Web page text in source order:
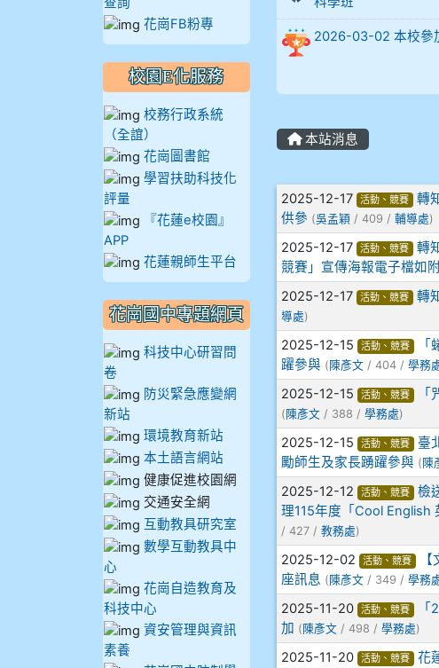
906江彥臻
908彭主豪
909林玉楓
909林朝智
910謝尚橙
910呂芃澔
910溫婕伶
911王祉傑
911張 婷
912彭子宸
914王苡澄
2026-03-02 本校參
本站消息
文章列表
2025-12-17 活動、競賽
轉
供參 (吳孟穎/ 409 / 輔導處)
2025-12-17 活動、競賽
轉
競賽」宣傳海報電子檔如
2025-12-17 活動、競賽 轉
導處)
2025-12-15 活動、競賽
躍參與 (陳彥文/ 404 / 學務
2025-12-15 活動、競賽
( 陳彥文/ 388 / 學務處)
2025-12-15 活動、競賽
臺
勵師生及家長踴躍參與 (陳
2025-12-12 活動、競賽
檢
理115年度「Cool English
/ 427 / 教務處)
2025-12-02 活動、競賽
座訊息 (陳彥文/ 349 / 學務
2025-11-20 活動、競賽
加 ( 陳彥文/ 498 / 學務處)
2025-11-20 活動、競賽 花
花崗FB粉專
校園E化服務
校務行政系統
（全誼）
花崗圖書館
學習扶助科技化
評量
『花蓮e校園』
APP
花蓮親師生平台
花崗國中專題網頁
科技中心研習問
卷
防災緊急應變網
新站
環境教育新站
本土語言網站
健康促進校園網
交通安全網
互動教具研究室
數學互動教具中
心
花崗自造教育及
科技中心
資安管理與資訊
素養